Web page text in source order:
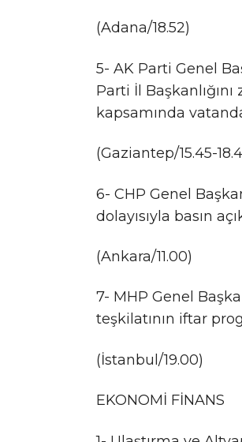
(Adana/18.52)
5- AK Parti Genel
Parti İl
kapsamında
(Gaziantep/15.45-
6- CHP Genel
dolayısıyla basın
(Ankara/11.00)
7- MHP Genel
teşkilatının iftar
(İstanbul/19.00)
EKONOMİ FİNANS